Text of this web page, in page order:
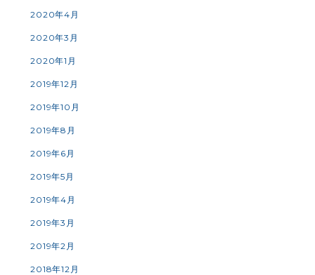
2020年4月
2020年3月
2020年1月
2019年12月
2019年10月
2019年8月
2019年6月
2019年5月
2019年4月
2019年3月
2019年2月
2018年12月